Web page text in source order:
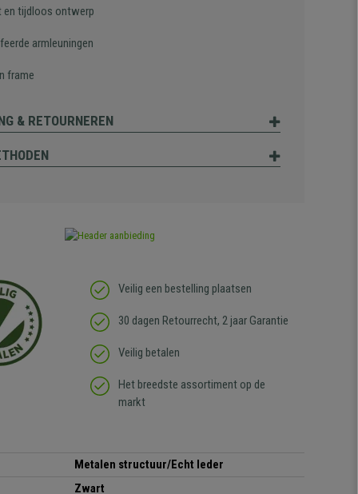
en tijdloos ontwerp
armleuningen
frame
& RETOURNEREN
Veilig een bestelling plaatsen
30 dagen Retourrecht, 2 jaar Garantie
Veilig betalen
Het breedste assortiment op de
markt
Metalen structuur/Echt leder
Zwart